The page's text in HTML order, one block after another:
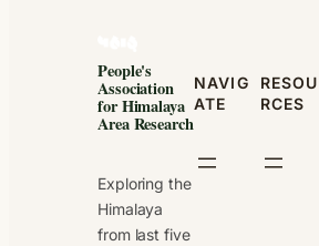
People's
Association
for Himalaya
Area Research
Exploring the
Himalaya
from last five
NAVIG
ATE
RESOU
RCES